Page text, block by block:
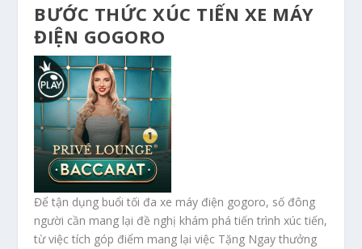
BƯỚC THỨC XÚC TIẾN XE MÁY
ĐIỆN GOGORO
Để tận dụng buổi tối đa xe máy điện gogoro, số đông
người cần mang lại đề nghị khám phá tiến trình xúc tiến,
từ việc tích góp điểm mang lại việc Tặng Ngay thưởng